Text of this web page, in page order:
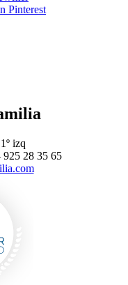
izq
925 28 35 65